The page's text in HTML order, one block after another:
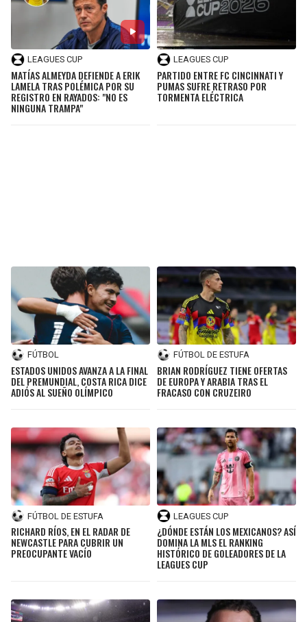
LEAGUES CUP
MATÍAS ALMEYDA DEFIENDE A ERIK
LAMELA TRAS POLÉMICA POR SU
REGISTRO EN RAYADOS: "NO ES
NINGUNA TRAMPA"
LEAGUES CUP
PARTIDO ENTRE FC CINCINNATI Y
PUMAS SUFRE RETRASO POR
TORMENTA ELÉCTRICA
FÚTBOL
ESTADOS UNIDOS AVANZA A LA FINAL
DEL PREMUNDIAL, COSTA RICA DICE
ADIÓS AL SUEÑO OLÍMPICO
FÚTBOL DE ESTUFA
BRIAN RODRÍGUEZ TIENE OFERTAS
DE EUROPA Y ARABIA TRAS EL
FRACASO CON CRUZEIRO
FÚTBOL DE ESTUFA
RICHARD RÍOS, EN EL RADAR DE
NEWCASTLE PARA CUBRIR UN
PREOCUPANTE VACÍO
LEAGUES CUP
¿DÓNDE ESTÁN LOS MEXICANOS? ASÍ
DOMINA LA MLS EL RANKING
HISTÓRICO DE GOLEADORES DE LA
LEAGUES CUP